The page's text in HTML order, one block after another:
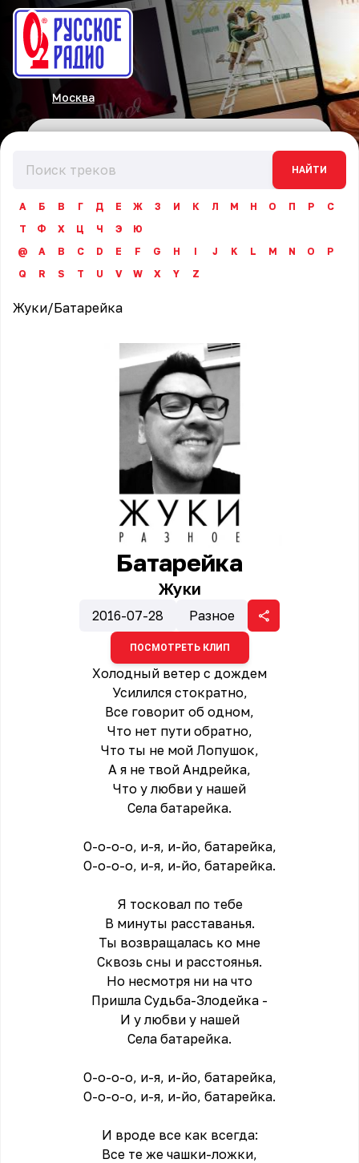
Москва
НАЙТИ
А Б В Г Д Е Ж З И К Л М Н О П Р
С
Т
Ф Х Ц Ч Э
Ю
@
A B C D E F G H I J K L M N O
P
Q
R S T U V W X Y Z
Жуки/Батарейка
Батарейка
Жуки
2016-07-28 Разное
ПОСМОТРЕТЬ КЛИП
Холодный ветер с дождем
Усилился стократно,
Все говорит об одном,
Что нет пути обратно,
Что ты не мой Лопушок,
А я не твой Андрейка,
Что у любви у нашей
Села батарейка.
О-о-о-о, и-я, и-йо, батарейка,
О-о-о-о, и-я, и-йо, батарейка.
Я тосковал по тебе
В минуты расставанья.
Ты возвращалась ко мне
Сквозь сны и расстоянья.
Но несмотря ни на что
Пришла Судьба-Злодейка -
И у любви у нашей
Села батарейка.
О-о-о-о, и-я, и-йо, батарейка,
О-о-о-о, и-я, и-йо, батарейка.
И вроде все как всегда:
Все те же чашки-ложки,